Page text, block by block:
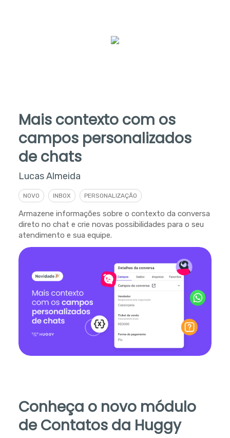
Mais contexto com os
campos personalizados
de chats
Lucas Almeida
NOVO INBOX PERSONALIZAÇÃO
Armazene informações sobre o contexto da conversa
direto no chat e crie novas possibilidades para o seu
atendimento e sua equipe.
Conheça o novo módulo
de Contatos da Huggy